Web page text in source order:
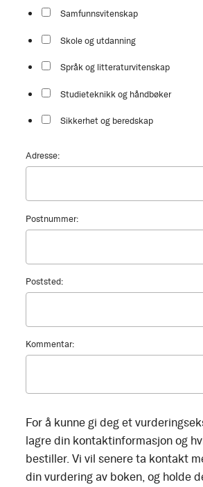
Samfunnsvitenskap
Skole og utdanning
Språk og litteraturvitenskap
Studieteknikk og håndbøker
Sikkerhet og beredskap
Adresse:
Postnummer:
Poststed:
Kommentar:
For å kunne gi deg et
lagre din kontaktinformasjon og
bestiller. Vi vil senere ta kontakt
din vurdering av boken, og holde